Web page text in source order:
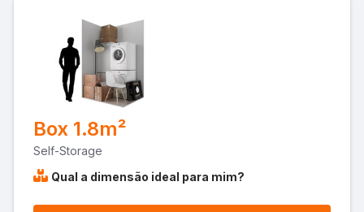
Box 1.8m²
Self-Storage
Qual a dimensão ideal para mim?